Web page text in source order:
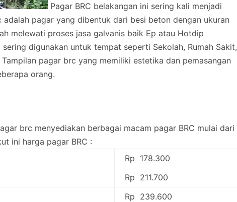
Pagar BRC belakangan ini sering kali menjadi
adalah pagar yang dibentuk dari besi beton dengan ukuran
melewati proses jasa galvanis baik Ep atau Hotdip
digunakan untuk tempat seperti Sekolah, Rumah Sakit,
Tampilan pagar brc yang memiliki estetika dan pemasangan
orang.
brc menyediakan berbagai macam pagar BRC mulai dari
ini harga pagar BRC :
Rp 178.300
Rp 211.700
Rp 239.600